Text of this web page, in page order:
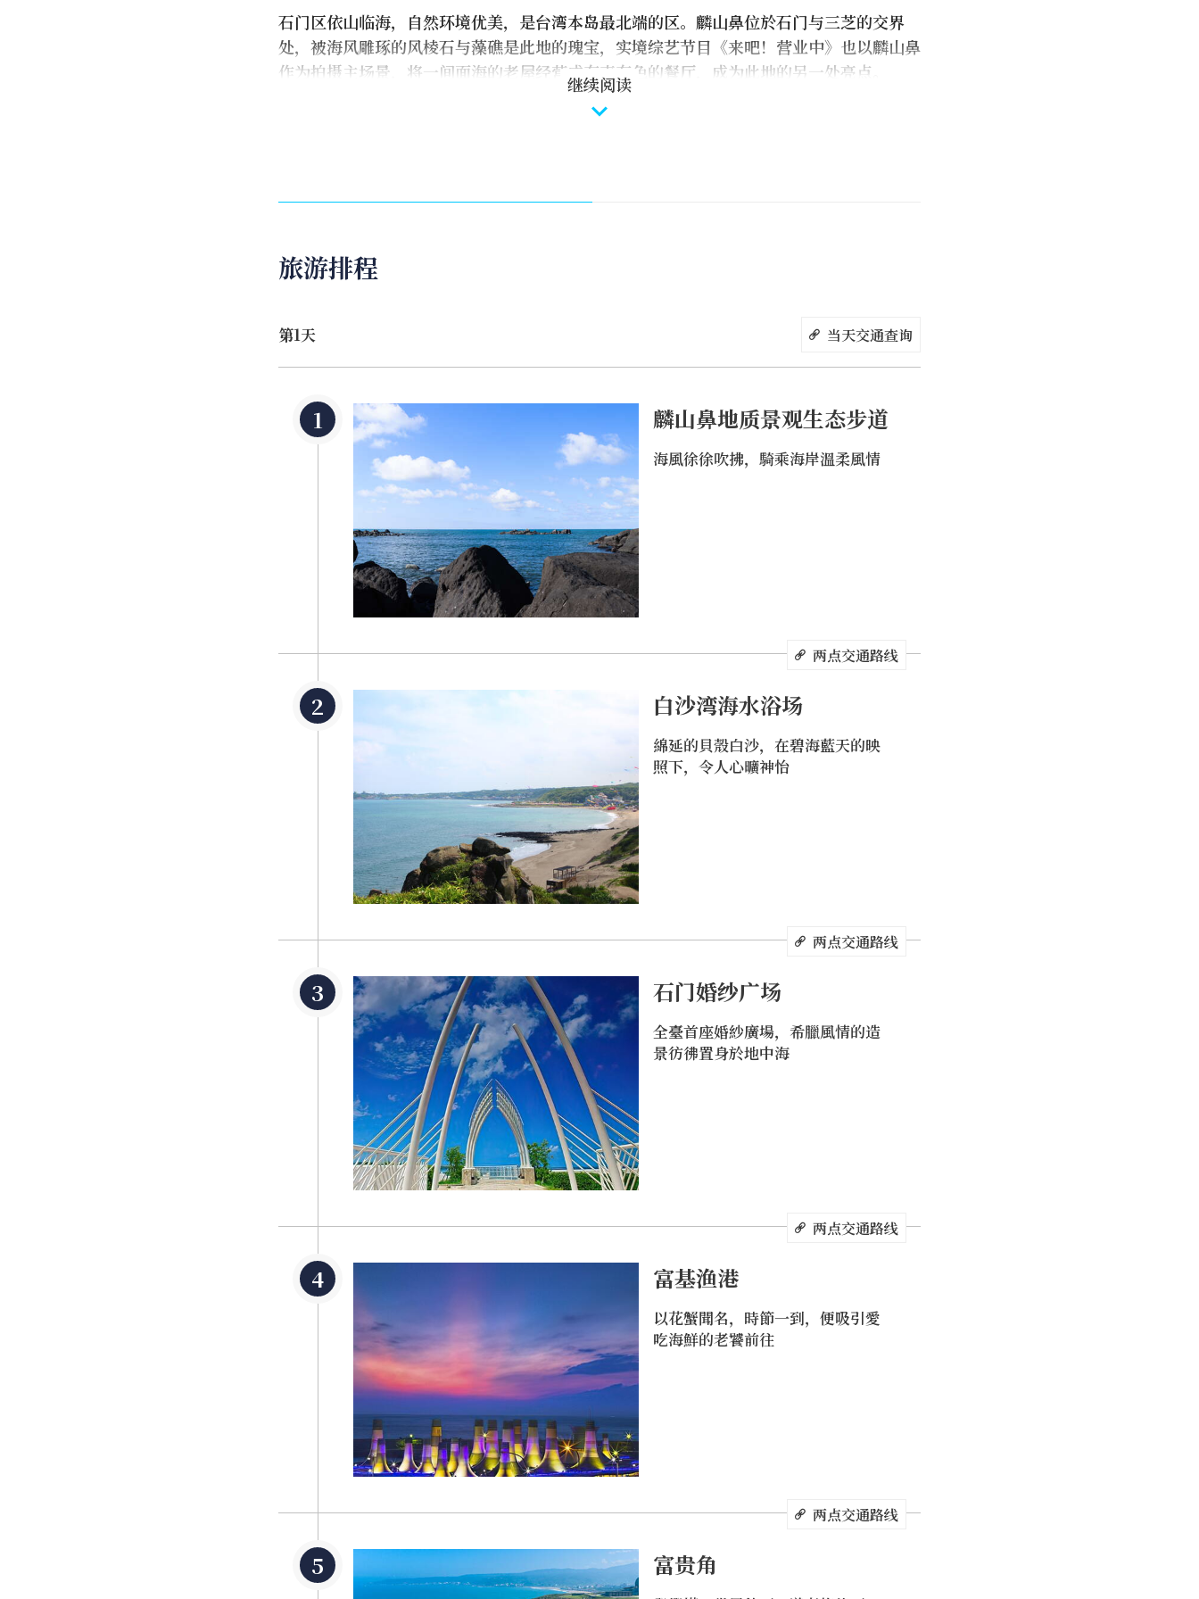
石门区依山临海，自然环境优美，是台湾本岛最北端的区。麟山鼻位於石门与三芝的交界
处，被海风雕琢的风棱石与藻礁是此地的瑰宝，实境综艺节目《来吧！营业中》也以麟山鼻
作为拍摄主场景，将一间面海的老屋经营成有声有色的餐厅，成为此地的另一处亮点。
白沙湾海水浴场为富贵角灯塔与麟山鼻合抱而成之天然海湾，岸滩清浅，海滨砂丘点点，水
清如镜，有「台湾鎌仓」之称，可容数万人游泳之用，每当盛夏「游客」涌至，热闹非凡!
接下来去热门景点石门婚纱广场，这吸引不少新人前来拍摄婚纱的地点自然是风光甚佳。
接着踏上富贵角步道可沿着海岸漫步，仰望位於台湾最北端的富贵角灯塔，它是台湾最闻名
的灯塔之一、指引着在东海航行的船只。一旁的富基渔港可以采买新鲜海鲜，也能挑选一间
海鲜餐馆大饱口福喔！
继续阅读
旅游排程
第1天 当天交通查询
麟山鼻地质景观生态步道
海風徐徐吹拂，騎乘海岸溫柔風情
两点交通路线
白沙湾海水浴场
綿延的貝殼白沙，在碧海藍天的映
照下，令人心曠神怡
两点交通路线
石门婚纱广场
全臺首座婚紗廣場，希臘風情的造
景彷彿置身於地中海
两点交通路线
富基渔港
以花蟹聞名，時節一到，便吸引愛
吃海鮮的老饕前往
两点交通路线
富贵角